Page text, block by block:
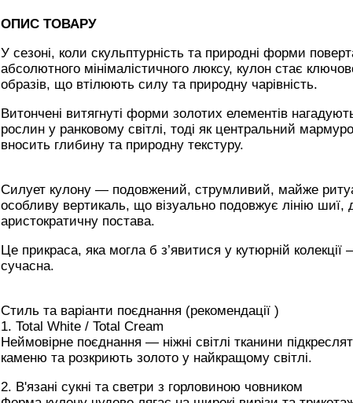
ОПИС ТОВАРУ
У сезоні, коли скульптурність та природні форми
абсолютного мінімалістичного люксу, кулон стає
образів, що втілюють силу та природну чарівність.
Витончені витягнуті форми золотих елементів
рослин у ранковому світлі, тоді як центральний
вносить глибину та природну текстуру.
Силует кулону — подовжений, струмливий, майже
особливу вертикаль, що візуально подовжує лінію шиї,
аристократичну постава.
Це прикраса, яка могла б з’явитися у кутюрній
сучасна.
Стиль та варіанти поєднання (рекомендації )
1. Total White / Total Cream
Неймовірне поєднання — ніжні світлі тканини
каменю та розкриють золото у найкращому світлі.
2. В'язані сукні та светри з горловиною човником